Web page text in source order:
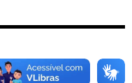
institucional